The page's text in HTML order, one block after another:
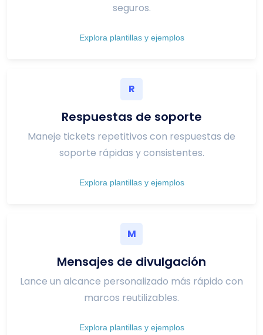
seguros.
Explora plantillas y ejemplos
R
Respuestas de soporte
Maneje tickets repetitivos con respuestas de
soporte rápidas y consistentes.
Explora plantillas y ejemplos
M
Mensajes de divulgación
Lance un alcance personalizado más rápido con
marcos reutilizables.
Explora plantillas y ejemplos